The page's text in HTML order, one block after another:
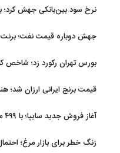
نرخ سود بین‌بانکی جهش کرد؛
جهش دوباره قیمت نفت؛ برنت بشکه‌ای
بورس تهران رکورد زد؛ شاخص کل وارد
قیمت برنج ایرانی ارزان شد؛
آغاز فروش جدید سایپا؛ با ۴۹۹ میلیون کوییک S ثبت‌نام کنید+جزئیات
زنگ خطر برای بازار مرغ؛